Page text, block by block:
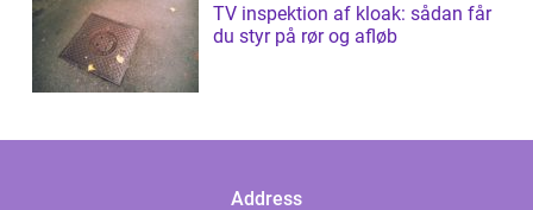
TV inspektion af kloak: sådan får
du styr på rør og afløb
Address